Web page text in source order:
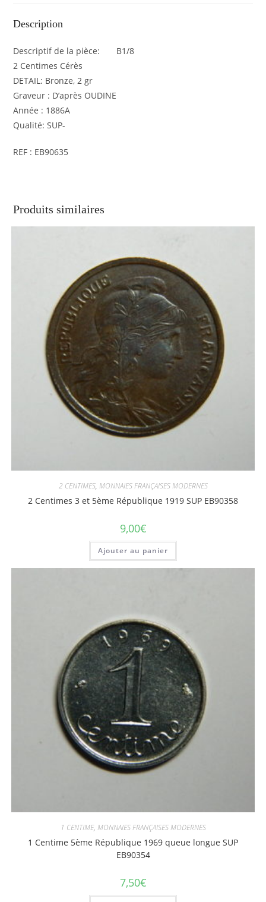
Description
Descriptif de la pièce: B1/8
2 Centimes Cérès
DETAIL: Bronze, 2 gr
Graveur : D’après OUDINE
Année : 1886A
Qualité: SUP-
REF : EB90635
Produits similaires
2 CENTIMES, MONNAIES FRANÇAISES MODERNES
2 Centimes 3 et 5ème République 1919 SUP EB90358
9,00€
Ajouter au panier
1 CENTIME, MONNAIES FRANÇAISES MODERNES
1 Centime 5ème République 1969 queue longue SUP
EB90354
7,50€